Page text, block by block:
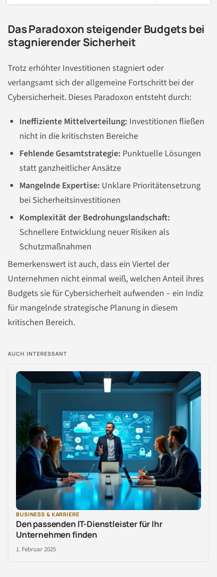
Das Paradoxon steigender Budgets bei
stagnierender Sicherheit
Trotz erhöhter Investitionen stagniert oder
verlangsamt sich der allgemeine Fortschritt bei der
Cybersicherheit. Dieses Paradoxon entsteht durch:
Ineffiziente Mittelverteilung: Investitionen fließen
nicht in die kritischsten Bereiche
Fehlende Gesamtstrategie: Punktuelle Lösungen
statt ganzheitlicher Ansätze
Mangelnde Expertise: Unklare Prioritätensetzung
bei Sicherheitsinvestitionen
Komplexität der Bedrohungslandschaft:
Schnellere Entwicklung neuer Risiken als
Schutzmaßnahmen
Bemerkenswert ist auch, dass ein Viertel der
Unternehmen nicht einmal weiß, welchen Anteil ihres
Budgets sie für Cybersicherheit aufwenden – ein Indiz
für mangelnde strategische Planung in diesem
kritischen Bereich.
AUCH INTERESSANT
BUSINESS & KARRIERE
Den passenden IT-Dienstleister für Ihr
Unternehmen finden
1. Februar 2025